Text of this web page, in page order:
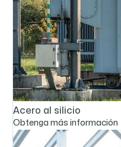
Acero al silicio
Obtenga más información